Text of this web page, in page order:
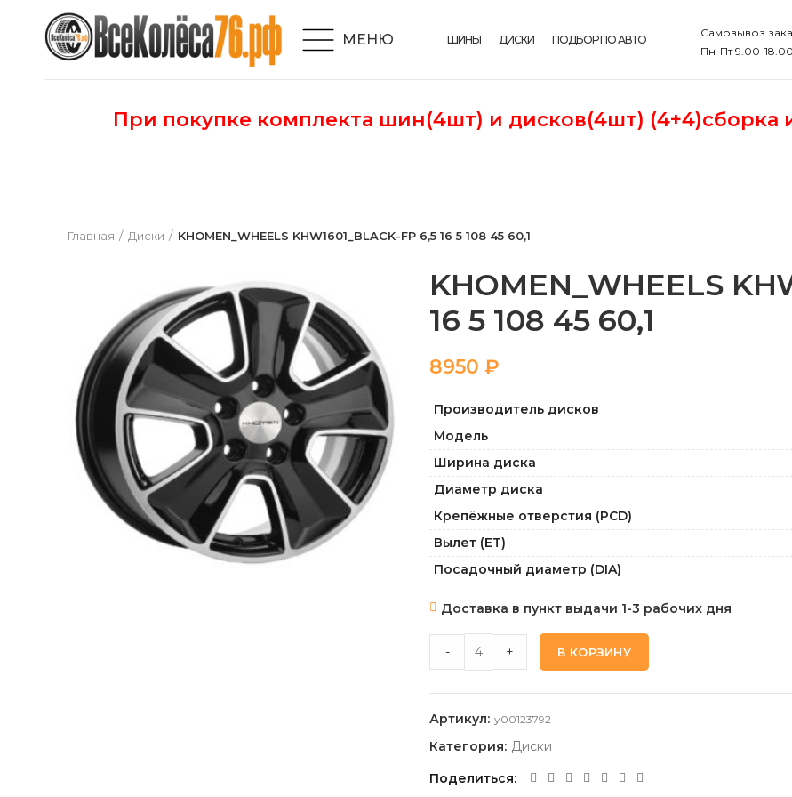
МЕНЮ ШИНЫ ДИСКИ ПОДБОР ПО АВТО
Самовывоз
Пн-Пт 9.00-
При покупке комплекта шин(4шт) и дисков(4шт) (4+4)сборка
Главная Диски KHOMEN_WHEELS KHW1601_BLACK-FP 6,5 16 5 108 45 60,1
KHOMEN_WHEELS
16 5 108 45 60,1
₽
Производитель дисков
Модель
Ширина диска
Диаметр диска
Крепёжные отверстия (PCD)
Вылет (ET)
Посадочный диаметр (DIA)
Доставка в пункт выдачи 1-3 рабочих дня
KHOMEN_WHEELS KHW1601_BLACK-FP 6,5 16 5 108 45
- + В КОРЗИНУ
Артикул: y00123792
Категория: Диски
Поделиться